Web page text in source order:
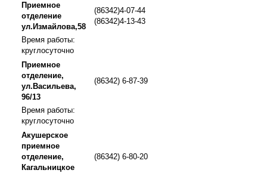
Приемное
отделение
ул.Измайлова,58
(86342)4-07-44
(86342)4-13-43
Время работы:
круглосуточно
Приемное
отделение,
ул.Васильева,
96/13
(86342) 6-87-39
Время работы:
круглосуточно
Акушерское
приемное
отделение,
Кагальницкое
(86342) 6-80-20